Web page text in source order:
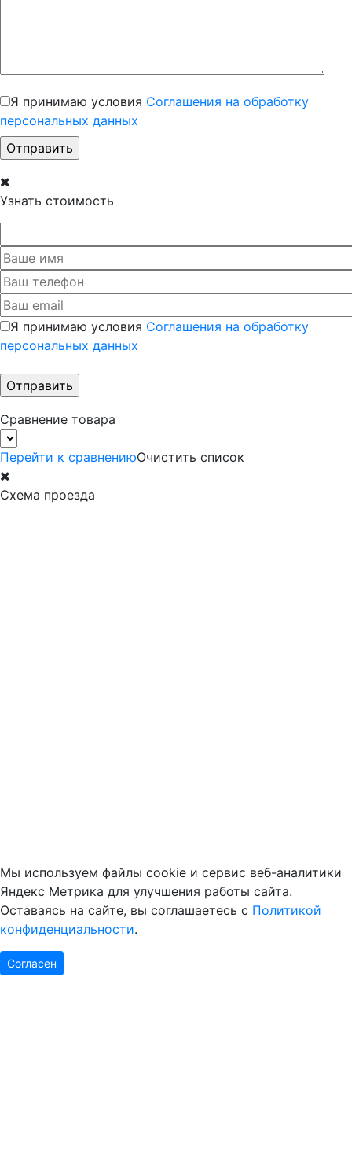
Я принимаю условия Соглашения на обработку
персональных данных
Узнать стоимость
Я принимаю условия Соглашения на обработку
персональных данных
Сравнение товара
Перейти к сравнениюОчистить список
Схема проезда
Мы используем файлы cookie и сервис веб-аналитики
Яндекс Метрика для улучшения работы сайта.
Оставаясь на сайте, вы соглашаетесь с Политикой
конфиденциальности.
Согласен